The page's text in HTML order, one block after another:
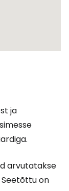
ja
arvutatakse
Seetõttu on